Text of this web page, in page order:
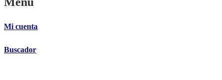
Mi cuenta
Buscador